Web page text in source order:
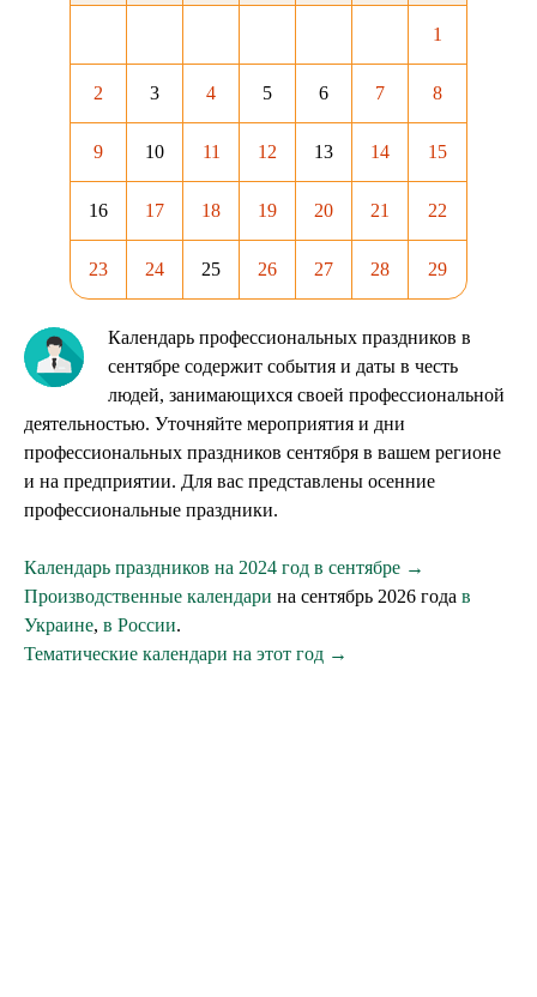
1
2 3 4 5 6 7 8
9 10 11 12 13 14 15
16 17 18 19 20 21 22
23 24 25 26 27 28 29
Календарь профессиональных праздников в
сентябре содержит события и даты в честь
людей, занимающихся своей профессиональной
деятельностью. Уточняйте мероприятия и дни
профессиональных праздников сентября в вашем регионе
и на предприятии. Для вас представлены осенние
профессиональные праздники.
Календарь праздников на 2024 год в сентябре →
Производственные календари на сентябрь 2026 года в
Украине, в России.
Тематические календари на этот год →